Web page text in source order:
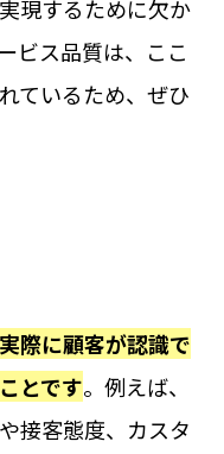
現するために欠か
ビス品質は、ここ
ているため、ぜひ
際に顧客が認識で
とです。例えば、
接客態度、カスタ